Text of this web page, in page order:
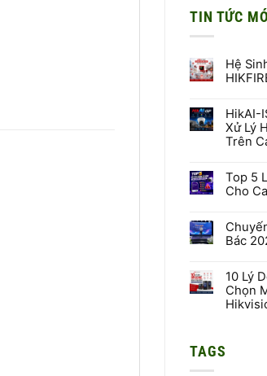
TIN TỨC
Hệ
bình
luận
ở
Hệ
Báo
Cháy
HIKFIRE
HikAI-
Xử Lý
Trên
bình
luận
ở
Là
Gì?
Công
Xử
Lý
Hình
Ảnh
Camera
Top 5
Cho
bình
luận
ở
Lỗi
Khi
Chọn
Ổ
Bác
bình
luận
ở
Chuyến
–
10 Lý
Chọn
ở
TAGS